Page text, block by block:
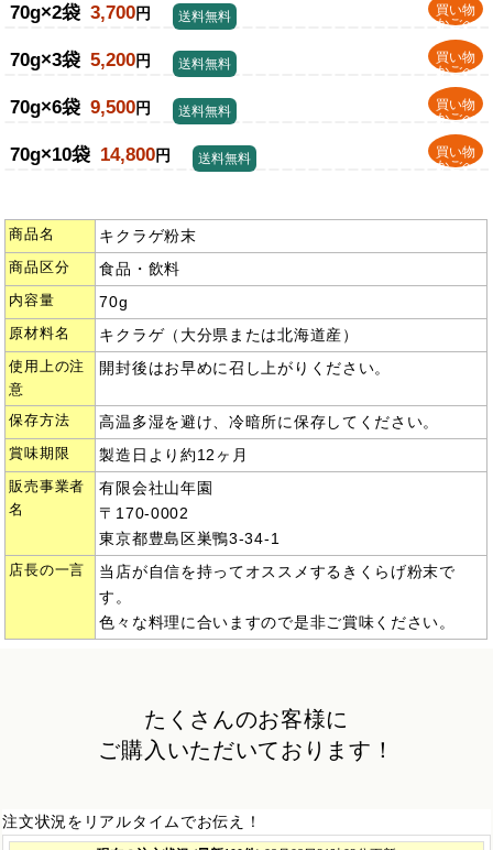
70g×2袋 3,700円
買い物
かごへ
送料無料
70g×3袋 5,200円
買い物
かごへ
送料無料
70g×6袋 9,500円
買い物
かごへ
送料無料
70g×10袋 14,800円
買い物
かごへ
送料無料
商品名 キクラゲ粉末
商品区分 食品・飲料
内容量 70g
原材料名 キクラゲ（大分県または北海道産）
使用上の注
意
開封後はお早めに召し上がりください。
保存方法 高温多湿を避け、冷暗所に保存してください。
賞味期限 製造日より約12ヶ月
販売事業者
名
有限会社山年園
〒170-0002
東京都豊島区巣鴨3-34-1
店長の一言
当店が自信を持ってオススメするきくらげ粉末で
す。
色々な料理に合いますので是非ご賞味ください。
たくさんのお客様に
ご購入いただいております！
注文状況をリアルタイムでお伝え！